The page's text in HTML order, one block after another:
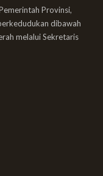
Provinsi,
dibawah
melalui Sekretaris